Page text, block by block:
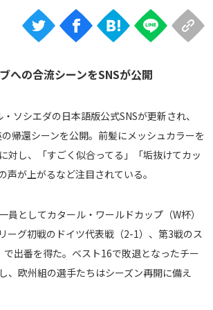
iOS Apps
Android
Web
への合流シーンをSNSが公開
ソシエダの日本語版公式SNSが更新され、
帰還シーンを公開。前髪にメッシュカラーを
対し、「すごく似合ってる」「垢抜けてカッ
声が上がるなど注目されている。
としてカタール・ワールドカップ（W杯）
ーグ初戦のドイツ代表戦（2-1）、第3戦のス
出番を得た。ベスト16で敗退となったチー
、欧州組の選手たちはシーズン再開に備え